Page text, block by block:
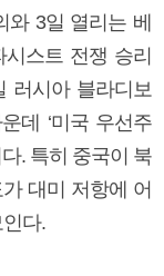
와 3일 열리는 베
스트 전쟁 승리
러시아 블라디보
데 ‘미국 우선주
. 특히 중국이 북
대미 저항에 어
다.